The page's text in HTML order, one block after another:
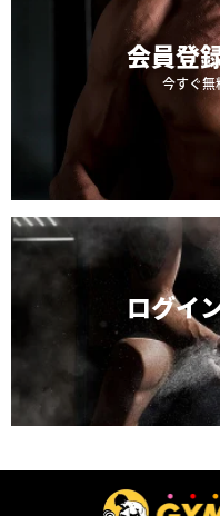
会員登
今すぐ無
ログイ